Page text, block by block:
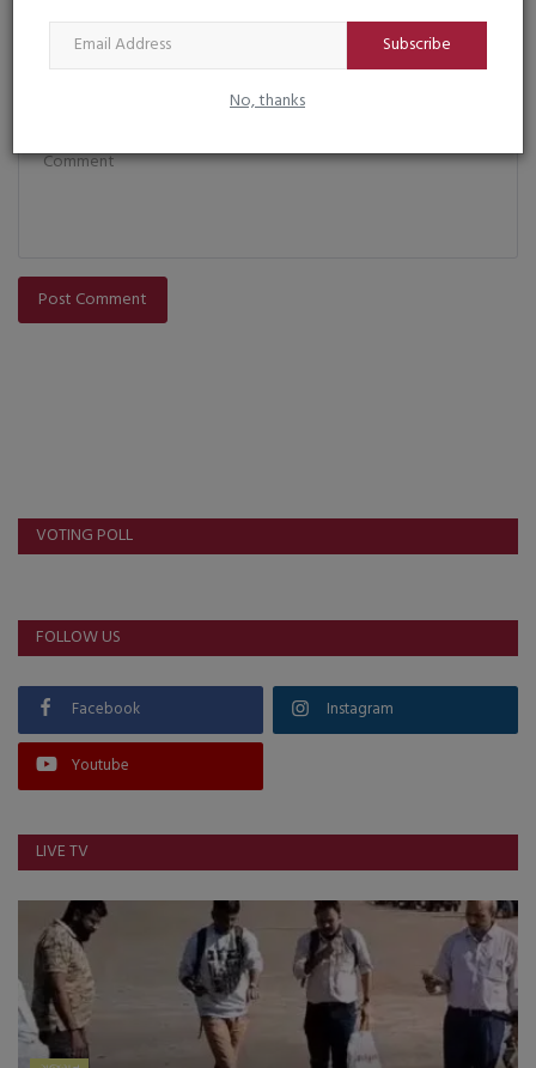
Subscribe
No, thanks
Email
Post Comment
VOTING POLL
FOLLOW US
Facebook Instagram
Youtube
LIVE TV